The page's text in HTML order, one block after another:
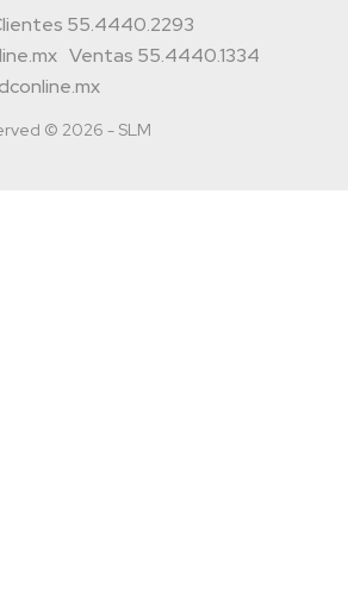
55.4440.2293
Ventas 55.4440.1334
© 2026 - SLM